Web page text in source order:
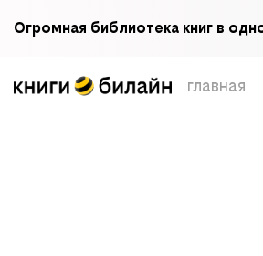
Огромная библиотека книг в
главная